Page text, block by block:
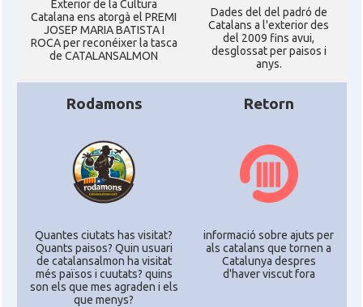
Consolat Consolat general a Miami
Consolat general a New York City
Consolat Consolat general a Washington
d'Amèrica
* + ambaixades i consolats
Exterior de la Cultura
Catalana ens atorgà el PREMI
JOSEP MARIA BATISTA I
ROCA per reconéixer la tasca
de CATALANSALMON
Dades del del padró de
Catalans a l'exterior des
del 2009 fins avui,
desglossat per paisos i
anys.
Rodamons
Quantes ciutats has visitat?
Quants paisos? Quin usuari
de catalansalmon ha visitat
més països i cuutats? quins
son els que mes agraden i els
que menys?
Retorn
informació sobre ajuts per
als catalans que tornen a
Catalunya despres
d'haver viscut fora